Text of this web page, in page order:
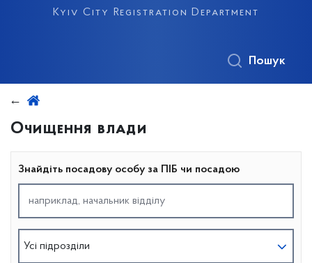
Kyiv City Registration Department
Пошук
Очищення влади
Знайдіть посадову особу за ПІБ чи посадою
Усі підрозділи